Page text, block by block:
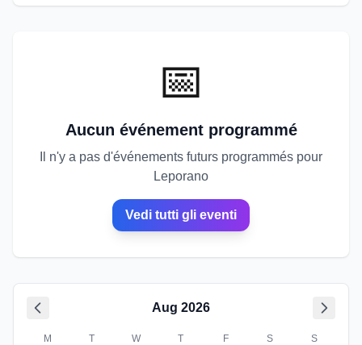
rassegne estive sulla costa e sagre dei prodotti
tipici. Gli eventi a Leporano sono ideali per chi
📅
Aucun événement programmé
Il n'y a pas d'événements futurs programmés pour
Leporano
Vedi tutti gli eventi
Aug 2026
M T W T F S S